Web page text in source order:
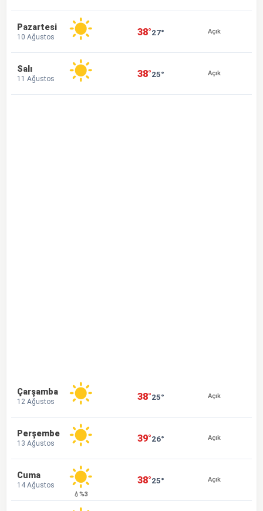
Pazartesi
10 Ağustos 38°27° Açık
Salı
11 Ağustos 38°25° Açık
Çarşamba
12 Ağustos 38°25° Açık
Perşembe
13 Ağustos 39°26° Açık
Cuma
14 Ağustos
💧%3
38°25° Açık